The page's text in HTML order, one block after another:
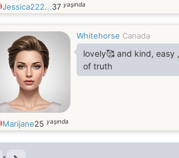
Jessica222...37 yaşında
Whitehorse Canada
lovely🥰 and kind,
of truth
Marijane25 yaşında